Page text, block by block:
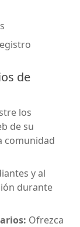
de
los
de su
comunidad
y al
durante
Ofrezca